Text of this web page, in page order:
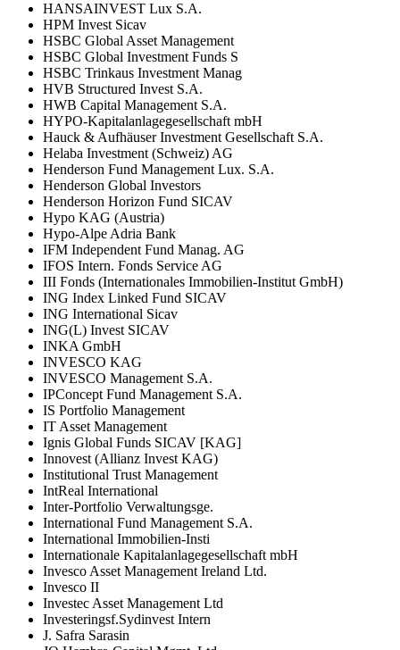
HANSAINVEST Lux S.A.
HPM Invest Sicav
HSBC Global Asset Management
HSBC Global Investment Funds S
HSBC Trinkaus Investment Manag
HVB Structured Invest S.A.
HWB Capital Management S.A.
HYPO-Kapitalanlagegesellschaft mbH
Hauck & Aufhäuser Investment Gesellschaft S.A.
Helaba Investment (Schweiz) AG
Henderson Fund Management Lux. S.A.
Henderson Global Investors
Henderson Horizon Fund SICAV
Hypo KAG (Austria)
Hypo-Alpe Adria Bank
IFM Independent Fund Manag. AG
IFOS Intern. Fonds Service AG
III Fonds (Internationales Immobilien-Institut GmbH)
ING Index Linked Fund SICAV
ING International Sicav
ING(L) Invest SICAV
INKA GmbH
INVESCO KAG
INVESCO Management S.A.
IPConcept Fund Management S.A.
IS Portfolio Management
IT Asset Management
Ignis Global Funds SICAV [KAG]
Innovest (Allianz Invest KAG)
Institutional Trust Management
IntReal International
Inter-Portfolio Verwaltungsge.
International Fund Management S.A.
International Immobilien-Insti
Internationale Kapitalanlagegesellschaft mbH
Invesco Asset Management Ireland Ltd.
Invesco II
Investec Asset Management Ltd
Investeringsf.Sydinvest Intern
J. Safra Sarasin